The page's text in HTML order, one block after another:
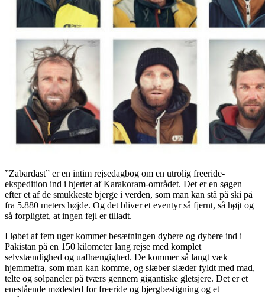
”Zabardast” er en intim rejsedagbog om en utrolig freeride-
ekspedition ind i hjertet af Karakoram-området. Det er en søgen
efter et af de smukkeste bjerge i verden, som man kan stå på ski på
fra 5.880 meters højde. Og det bliver et eventyr så fjernt, så højt og
så forpligtet, at ingen fejl er tilladt.
I løbet af fem uger kommer besætningen dybere og dybere ind i
Pakistan på en 150 kilometer lang rejse med komplet
selvstændighed og uafhængighed. De kommer så langt væk
hjemmefra, som man kan komme, og slæber slæder fyldt med mad,
telte og solpaneler på tværs gennem gigantiske gletsjere. Det er et
enestående mødested for freeride og bjergbestigning og et